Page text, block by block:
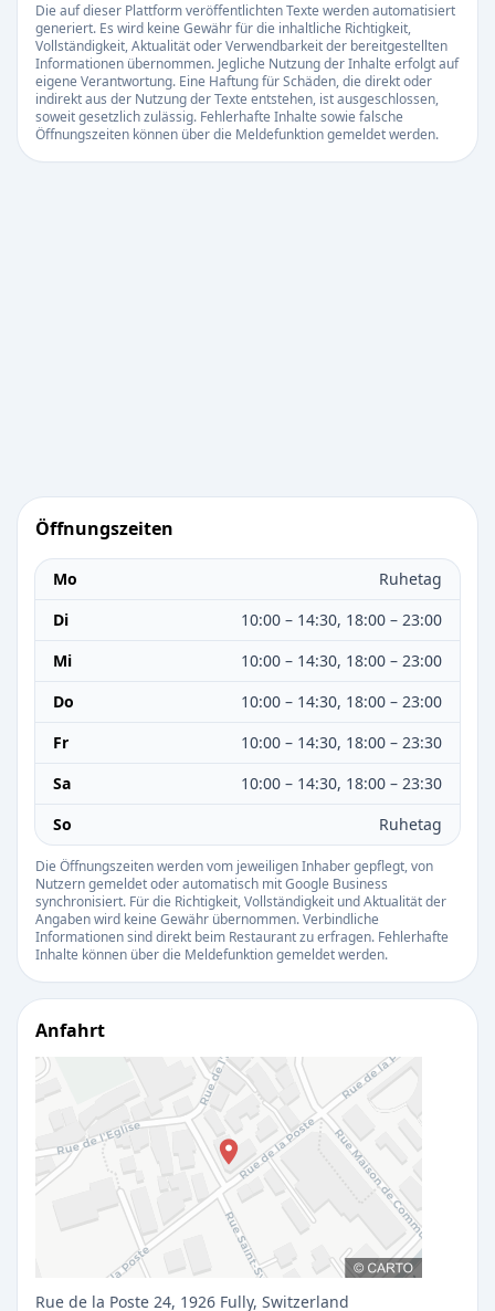
Die auf dieser Plattform veröffentlichten Texte werden automatisiert
generiert. Es wird keine Gewähr für die inhaltliche Richtigkeit,
Vollständigkeit, Aktualität oder Verwendbarkeit der bereitgestellten
Informationen übernommen. Jegliche Nutzung der Inhalte erfolgt auf
eigene Verantwortung. Eine Haftung für Schäden, die direkt oder
indirekt aus der Nutzung der Texte entstehen, ist ausgeschlossen,
soweit gesetzlich zulässig. Fehlerhafte Inhalte sowie falsche
Öffnungszeiten können über die Meldefunktion gemeldet werden.
Öffnungszeiten
Mo
Ruhetag
Di
10:00 – 14:30, 18:00 – 23:00
Mi
10:00 – 14:30, 18:00 – 23:00
Do
10:00 – 14:30, 18:00 – 23:00
Fr
10:00 – 14:30, 18:00 – 23:30
Sa
10:00 – 14:30, 18:00 – 23:30
So
Ruhetag
Die Öffnungszeiten werden vom jeweiligen Inhaber gepflegt, von
Nutzern gemeldet oder automatisch mit Google Business
synchronisiert. Für die Richtigkeit, Vollständigkeit und Aktualität der
Angaben wird keine Gewähr übernommen. Verbindliche
Informationen sind direkt beim Restaurant zu erfragen. Fehlerhafte
Inhalte können über die Meldefunktion gemeldet werden.
Anfahrt
Rue de la Poste 24, 1926 Fully, Switzerland